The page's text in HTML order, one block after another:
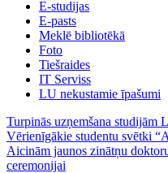
E-studijas
E-pasts
Meklē bibliotēkā
Foto
Tiešraides
IT Serviss
LU nekustamie īpašumi
Turpinās uzņemšana studijām
Vērienīgākie studentu svētki
Aicinām jaunos zinātņu
ceremonijai